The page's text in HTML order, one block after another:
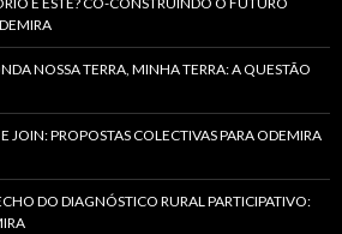
NOSSA TERRA, MINHA TERRA: A QUESTÃO
JOIN: PROPOSTAS COLECTIVAS PARA ODEMIRA
DO DIAGNÓSTICO RURAL PARTICIPATIVO: